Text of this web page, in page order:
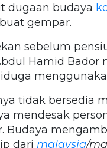
dugaan budaya
gempar.
sebelum
Hamid
tidak bersedia
mendesak
Budaya
dari malaysia/